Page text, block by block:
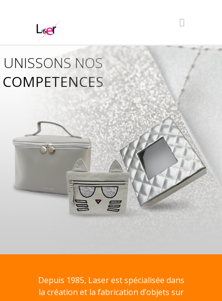
COMPETENCES
UNISSONS NOS
Depuis 1985, Laser est spécialisée dans
la création et la fabrication d’objets sur